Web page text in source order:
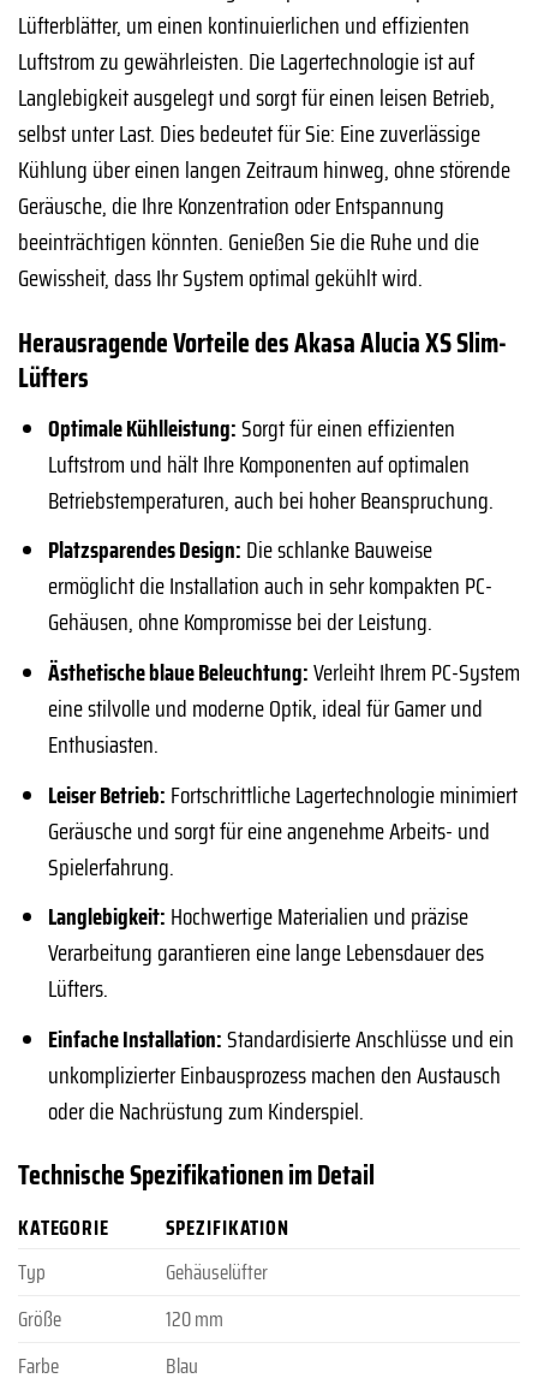
Lüfterblätter, um einen kontinuierlichen und effizienten
Luftstrom zu gewährleisten. Die Lagertechnologie ist auf
Langlebigkeit ausgelegt und sorgt für einen leisen Betrieb,
selbst unter Last. Dies bedeutet für Sie: Eine zuverlässige
Kühlung über einen langen Zeitraum hinweg, ohne störende
Geräusche, die Ihre Konzentration oder Entspannung
beeinträchtigen könnten. Genießen Sie die Ruhe und die
Gewissheit, dass Ihr System optimal gekühlt wird.
Herausragende Vorteile des Akasa Alucia XS Slim-
Lüfters
Optimale Kühlleistung:Sorgt für einen effizienten
Luftstrom und hält Ihre Komponenten auf optimalen
Betriebstemperaturen, auch bei hoher Beanspruchung.
Platzsparendes Design: Die schlanke Bauweise
ermöglicht die Installation auch in sehr kompakten PC-
Gehäusen, ohne Kompromisse bei der Leistung.
Ästhetische blaue Beleuchtung:Verleiht Ihrem PC-System
eine stilvolle und moderne Optik, ideal für Gamer und
Enthusiasten.
Leiser Betrieb: Fortschrittliche Lagertechnologie minimiert
Geräusche und sorgt für eine angenehme Arbeits- und
Spielerfahrung.
Langlebigkeit: Hochwertige Materialien und präzise
Verarbeitung garantieren eine lange Lebensdauer des
Lüfters.
Einfache Installation:Standardisierte Anschlüsse und ein
unkomplizierter Einbausprozess machen den Austausch
oder die Nachrüstung zum Kinderspiel.
Technische Spezifikationen im Detail
KATEGORIE
SPEZIFIKATION
Typ
Gehäuselüfter
Größe
120 mm
Farbe
Blau